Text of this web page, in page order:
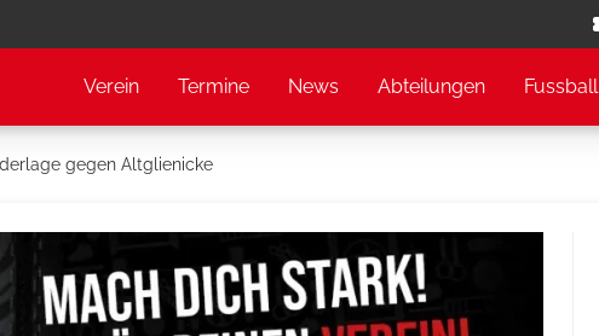
Verein Termine News Abteilungen Fussball
gegen Altglienicke